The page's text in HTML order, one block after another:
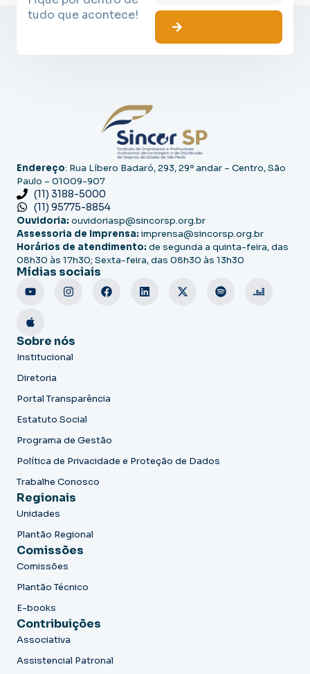
tudo que acontece!
Endereço: Rua Líbero Badaró, 293, 29º andar – Centro, São
Paulo – 01009-907
(11) 3188-5000
(11) 95775-8854
Ouvidoria: ouvidoriasp@sincorsp.org.br
Assessoria de Imprensa: imprensa@sincorsp.org.br
Horários de atendimento: de segunda a quinta-feira, das
08h30 às 17h30; Sexta-feira, das 08h30 às 13h30
Mídias sociais
Sobre nós
Institucional
Diretoria
Portal Transparência
Estatuto Social
Programa de Gestão
Política de Privacidade e Proteção de Dados
Trabalhe Conosco
Regionais
Unidades
Plantão Regional
Comissões
Comissões
Plantão Técnico
E-books
Contribuições
Associativa
Assistencial Patronal